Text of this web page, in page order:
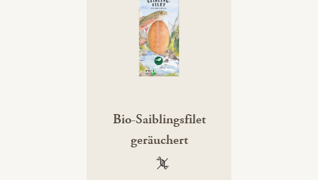
Bio-Saiblingsfilet
geräuchert
100 % gentechnikfrei